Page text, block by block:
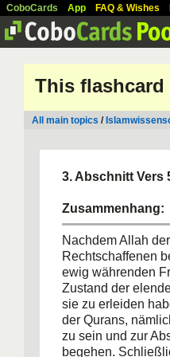
CoboCards App FAQ & Wishes
This flashcard
All main topics /
3. Abschnitt Vers
Zusammenhang:
Nachdem Allah
Rechtschaffenen
ewig währenden
Zustand der
sie zu erleiden
der Qurans,
zu sein und zur
begehen.